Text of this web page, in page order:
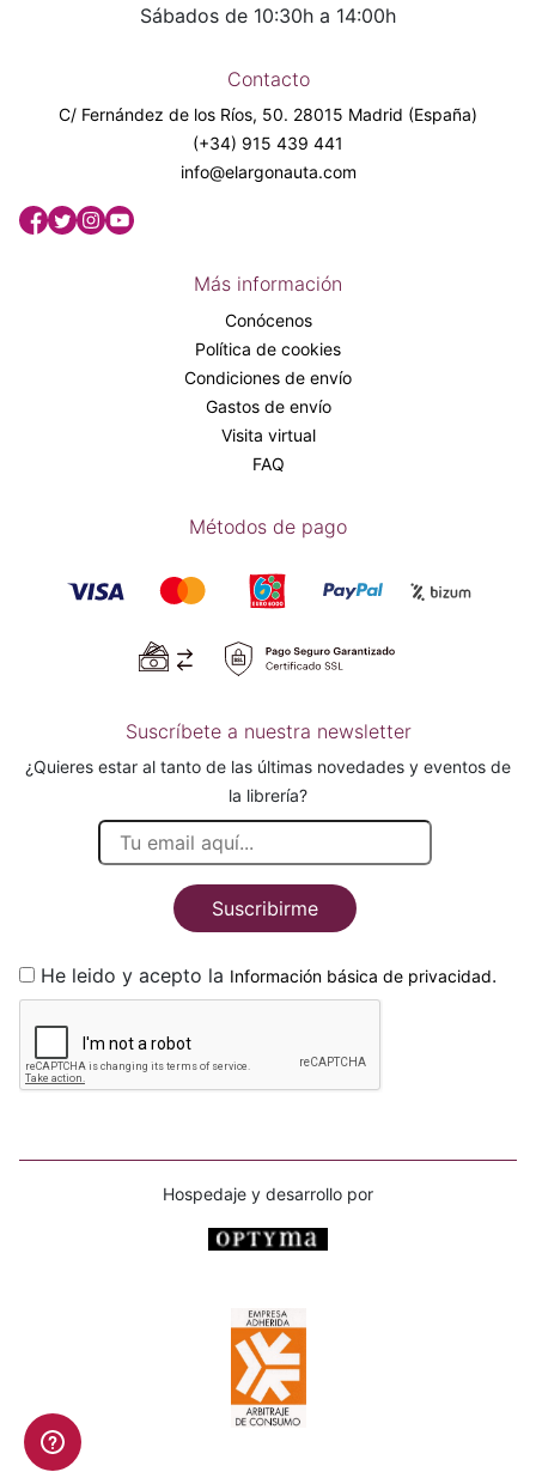
Sábados de 10:30h a 14:00h
Contacto
C/ Fernández de los Ríos, 50. 28015 Madrid (España)
(+34) 915 439 441
info@elargonauta.com
Más información
Conócenos
Política de cookies
Condiciones de envío
Gastos de envío
Visita virtual
FAQ
Métodos de pago
Suscríbete a nuestra newsletter
¿Quieres estar al tanto de las últimas novedades y eventos de
la librería?
Suscribirme
He leido y acepto la Información básica de privacidad.
Hospedaje y desarrollo por